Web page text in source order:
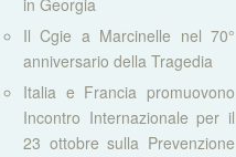
in Georgia
Il Cgie a Marcinelle nel 70°
anniversario della Tragedia
Italia e Francia promuovono
Incontro Internazionale per il
23 ottobre sulla Prevenzione